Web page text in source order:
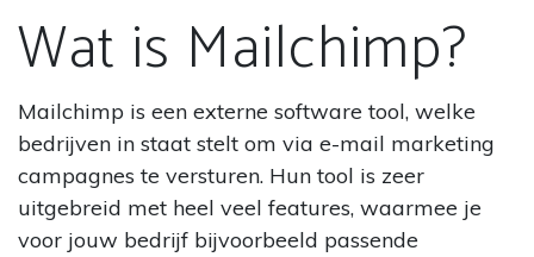
Wat is Mailchimp?
Mailchimp is een externe software tool, welke
bedrijven in staat stelt om via e-mail marketing
campagnes te versturen. Hun tool is zeer
uitgebreid met heel veel features, waarmee je
voor jouw bedrijf bijvoorbeeld passende